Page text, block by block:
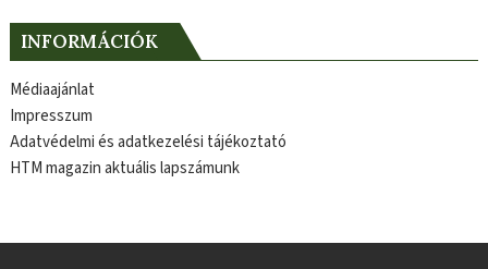
INFORMÁCIÓK
Médiaajánlat
Impresszum
Adatvédelmi és adatkezelési tájékoztató
HTM magazin aktuális lapszámunk